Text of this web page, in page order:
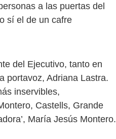
a las puertas del
sí el de un cafre
del Ejecutivo, tanto en
portavoz, Adriana Lastra.
inservibles,
Castells, Grande
María Jesús Montero.